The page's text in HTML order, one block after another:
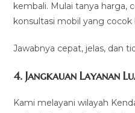
kembali. Mulai tanya harga,
konsultasi mobil yang
Jawabnya cepat, jelas, dan
4. Jangkauan Layanan
Kami melayani wilayah